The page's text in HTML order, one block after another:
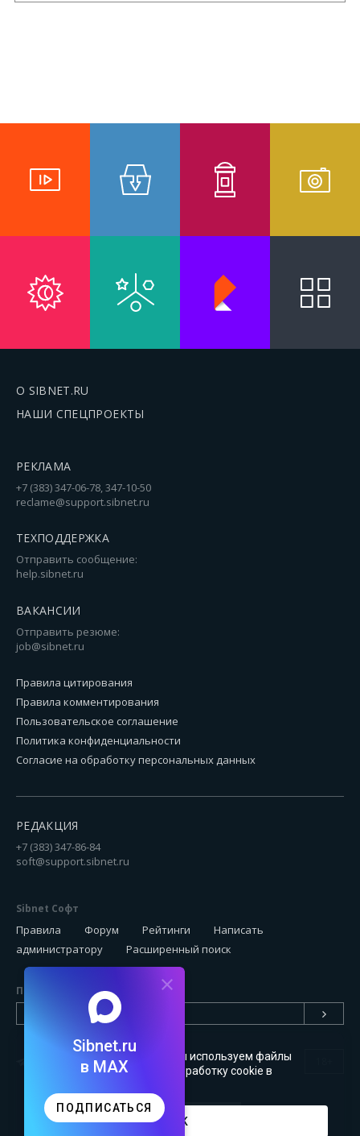
О SIBNET.RU
НАШИ СПЕЦПРОЕКТЫ
РЕКЛАМА
+7 (383) 347-06-78, 347-10-50
reclame@support.sibnet.ru
ТЕХПОДДЕРЖКА
Отправить сообщение:
help.sibnet.ru
ВАКАНСИИ
Отправить резюме:
job@sibnet.ru
Правила цитирования
Правила комментирования
Пользовательское соглашение
Политика конфиденциальности
Согласие на обработку персональных данных
РЕДАКЦИЯ
+7 (383) 347-86-84
soft@support.sibnet.ru
Sibnet Софт
Правила Форум Рейтинги
Написать
администратору
Расширенный поиск
Подписаться на новинки
Чтобы сайт был удобным, мы используем файлы
. Можете запретить обработку cookie в
OK
Sibnet.ru
в MAX
ПОДПИСАТЬСЯ